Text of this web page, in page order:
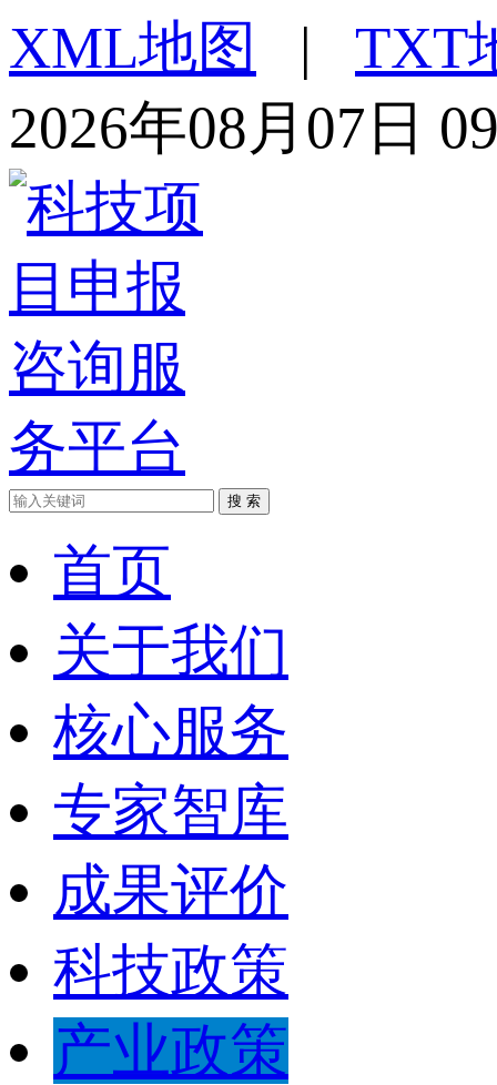
XML地图 | TXT
2026年08月07日
搜 索
首页
关于我们
核心服务
专家智库
成果评价
科技政策
产业政策